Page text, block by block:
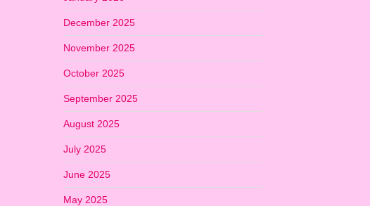
December 2025
November 2025
October 2025
September 2025
August 2025
July 2025
June 2025
May 2025